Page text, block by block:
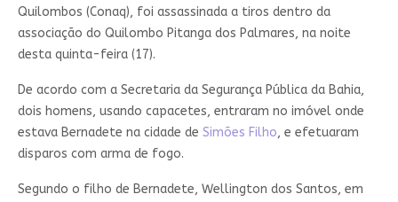
Quilombos (Conaq), foi assassinada a tiros dentro da
associação do Quilombo Pitanga dos Palmares, na noite
desta quinta-feira (17).
De acordo com a Secretaria da Segurança Pública da Bahia,
dois homens, usando capacetes, entraram no imóvel onde
estava Bernadete na cidade de Simões Filho, e efetuaram
disparos com arma de fogo.
Segundo o filho de Bernadete, Wellington dos Santos, em